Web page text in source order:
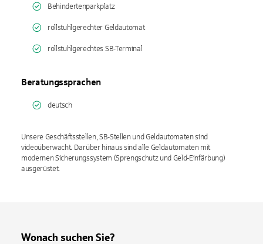
Behindertenparkplatz
rollstuhlgerechter Geldautomat
rollstuhlgerechtes SB-Terminal
Beratungssprachen
deutsch
Unsere Geschäftsstellen, SB-Stellen und Geldautomaten sind
videoüberwacht. Darüber hinaus sind alle Geldautomaten mit
modernen Sicherungssystem (Sprengschutz und Geld-Einfärbung)
ausgerüstet.
Wonach suchen Sie?